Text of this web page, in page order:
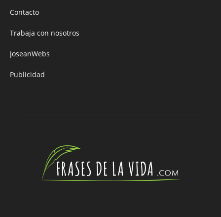
Contacto
Trabaja con nosotros
JoseanWebs
Publicidad